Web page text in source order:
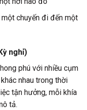
chuyến đi đến một
nghỉ)
phú với nhiều cụm
nhau trong thời
tận hưởng, mỗi khía
tả.